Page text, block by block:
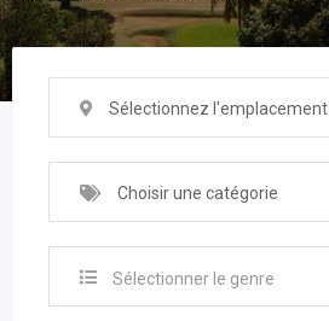
Sélectionnez l'emplacement
Choisir une catégorie
Sélectionner le genre